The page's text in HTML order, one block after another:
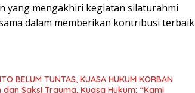
yang mengakhiri kegiatan silaturahmi
dalam memberikan kontribusi terbaik
BELUM TUNTAS, KUASA HUKUM KORBAN